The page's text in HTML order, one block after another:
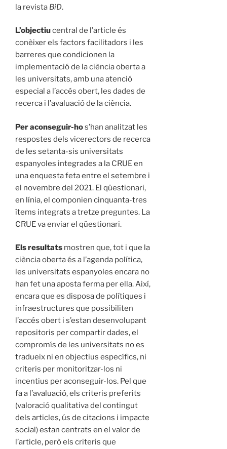
la revista BiD.
L’objectiucentral de l’article és
conèixer els factors facilitadors i les
barreres que condicionen la
implementació de la ciència oberta a
les universitats, amb una atenció
especial a l’accés obert, les dades de
recerca i l’avaluació de la ciència.
Per aconseguir-hos’han analitzat les
respostes dels vicerectors de recerca
de les setanta-sis universitats
espanyoles integrades a la CRUE en
una enquesta feta entre el setembre i
el novembre del 2021. El qüestionari,
en línia, el componien cinquanta-tres
ítems integrats a tretze preguntes. La
CRUE va enviar el qüestionari.
Els resultats mostren que, tot i que la
ciència oberta és a l’agenda política,
les universitats espanyoles encara no
han fet una aposta ferma per ella. Així,
encara que es disposa de polítiques i
infraestructures que possibiliten
l’accés obert i s’estan desenvolupant
repositoris per compartir dades, el
compromís de les universitats no es
tradueix ni en objectius específics, ni
criteris per monitoritzar-los ni
incentius per aconseguir-los. Pel que
fa a l’avaluació, els criteris preferits
(valoració qualitativa del contingut
dels articles, ús de citacions i impacte
social) estan centrats en el valor de
l’article, però els criteris que